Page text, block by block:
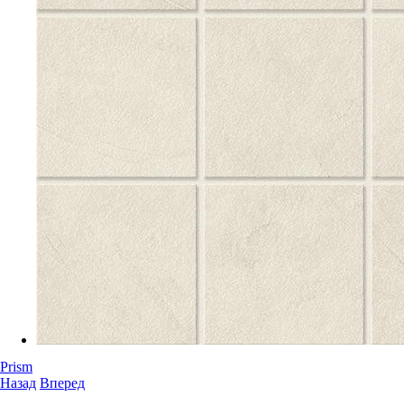
Prism
Назад Вперед